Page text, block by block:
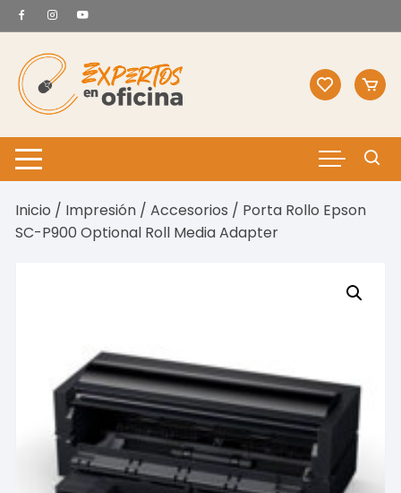
Saltar
al
contenido
Inicio / Impresión /Accesorios / Porta Rollo Epson
SC-P900 Optional Roll Media Adapter